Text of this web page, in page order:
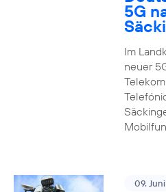
5G
Im
neuer
09.